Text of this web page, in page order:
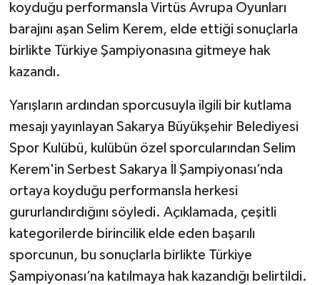
koyduğu performansla Virtüs Avrupa Oyunları
barajını aşan Selim Kerem, elde ettiği sonuçlarla
birlikte Türkiye Şampiyonasına gitmeye hak
kazandı.
Yarışların ardından sporcusuyla ilgili bir kutlama
mesajı yayınlayan Sakarya Büyükşehir Belediyesi
Spor Kulübü, kulübün özel sporcularından Selim
Kerem'in Serbest Sakarya İl Şampiyonası’nda
ortaya koyduğu performansla herkesi
gururlandırdığını söyledi. Açıklamada, çeşitli
kategorilerde birincilik elde eden başarılı
sporcunun, bu sonuçlarla birlikte Türkiye
Şampiyonası’na katılmaya hak kazandığı belirtildi.